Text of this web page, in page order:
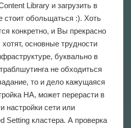
Library и загрузить в
обольщаться :). Хоть
конкретно, и Вы прекрасно
основные трудности
буквально в
не обходиться
то и дело кажущаяся
HA, может перерасти в
настройки сети или
Setting кластера. А проверка